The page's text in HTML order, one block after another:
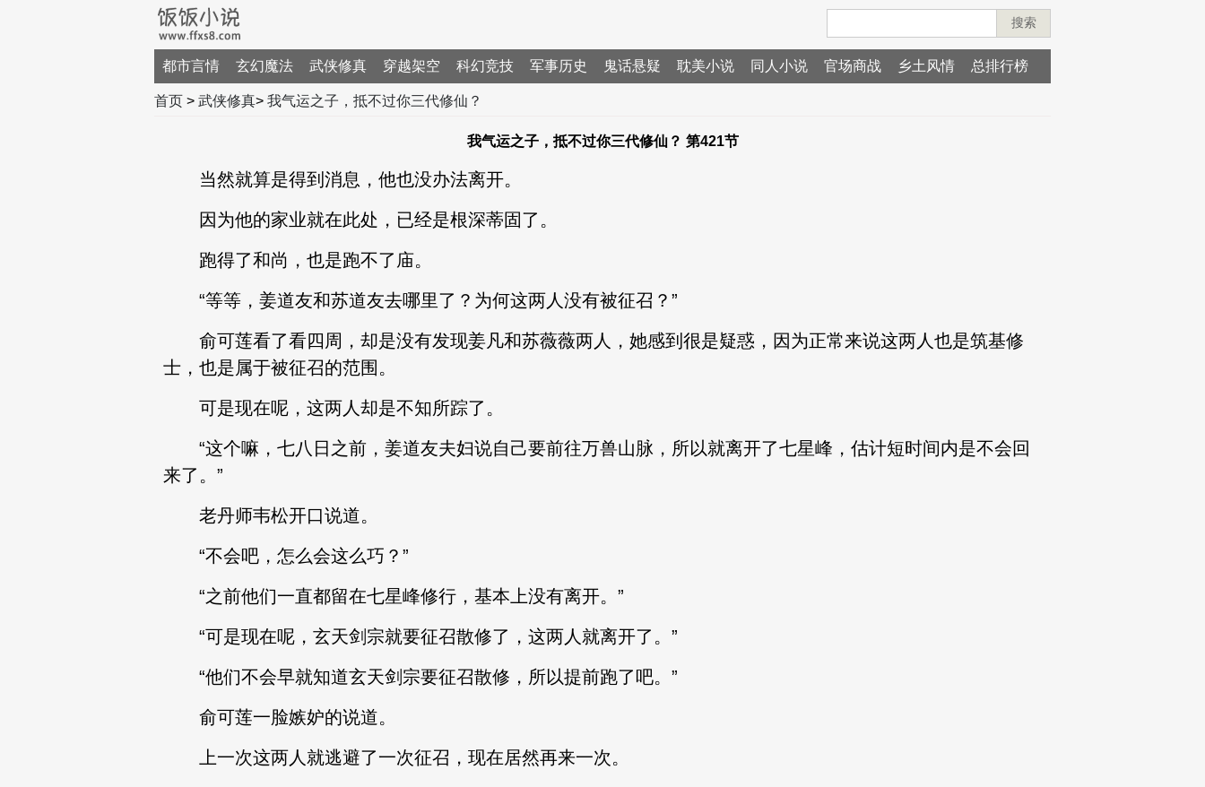
搜索
都市言情 玄幻魔法 武侠修真 穿越架空 科幻竞技 军事历史 鬼话悬疑 耽美小说 同人小说 官场商战 乡土风情 总排行榜
首页 > 武侠修真> 我气运之子，抵不过你三代修仙？
我气运之子，抵不过你三代修仙？ 第421节
当然就算是得到消息，他也没办法离开。
因为他的家业就在此处，已经是根深蒂固了。
跑得了和尚，也是跑不了庙。
“等等，姜道友和苏道友去哪里了？为何这两人没有被征召？”
俞可莲看了看四周，却是没有发现姜凡和苏薇薇两人，她感到很是疑惑，因为正常来说这两人也是筑基修
士，也是属于被征召的范围。
可是现在呢，这两人却是不知所踪了。
“这个嘛，七八日之前，姜道友夫妇说自己要前往万兽山脉，所以就离开了七星峰，估计短时间内是不会回
来了。”
老丹师韦松开口说道。
“不会吧，怎么会这么巧？”
“之前他们一直都留在七星峰修行，基本上没有离开。”
“可是现在呢，玄天剑宗就要征召散修了，这两人就离开了。”
“他们不会早就知道玄天剑宗要征召散修，所以提前跑了吧。”
俞可莲一脸嫉妒的说道。
上一次这两人就逃避了一次征召，现在居然再来一次。